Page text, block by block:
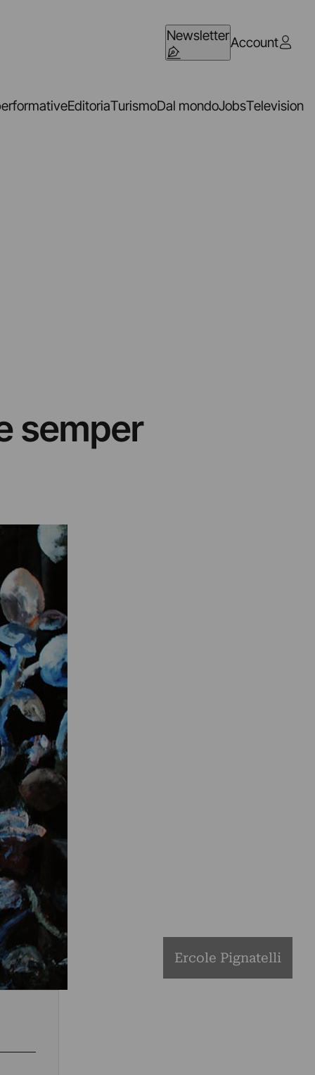
NewsletterAccount
EditoriaTurismoDal mondoJobsTelevision
semper
Ercole Pignatelli